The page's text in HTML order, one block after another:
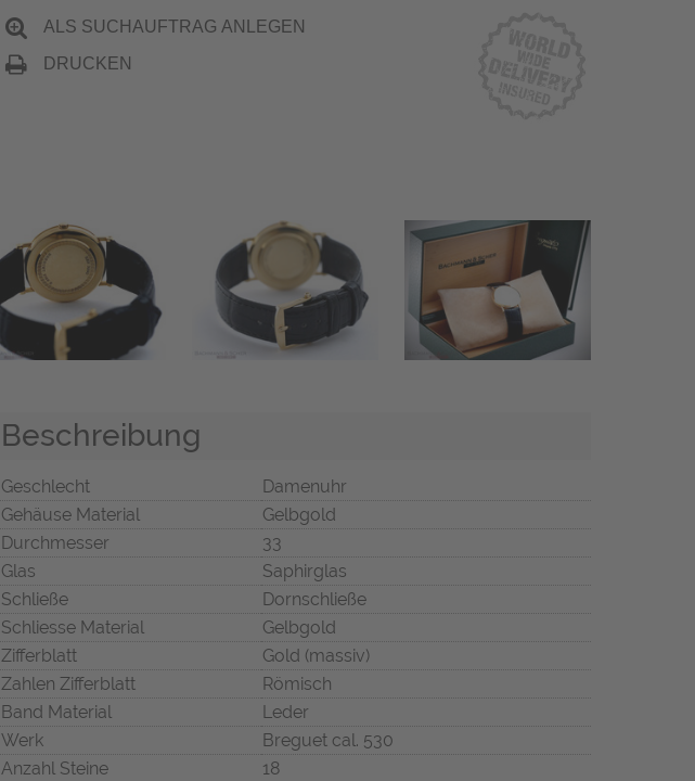
ALS SUCHAUFTRAG ANLEGEN
DRUCKEN
Beschreibung
Geschlecht
Damenuhr
Gehäuse Material
Gelbgold
Durchmesser
33
Glas
Saphirglas
Schließe
Dornschließe
Schliesse Material
Gelbgold
Zifferblatt
Gold (massiv)
Zahlen Zifferblatt
Römisch
Band Material
Leder
Werk
Breguet cal. 530
Anzahl Steine
18